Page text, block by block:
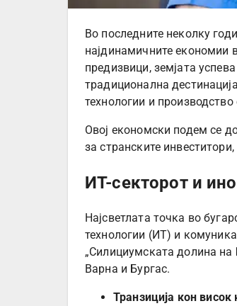
Во последните неколку
најдинамичните економии
предизвици, земјата
традиционална
технологии и
Овој економски подем се
за странските
ИТ-секторот и
Најсветлата точка во
технологии (ИТ) и
„Силициумската долина на
Варна и Бургас.
Транзиција кон висок